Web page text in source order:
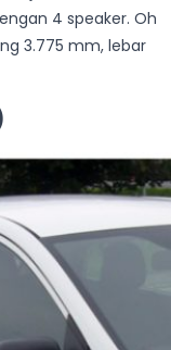
4 speaker. Oh
3.775 mm, lebar